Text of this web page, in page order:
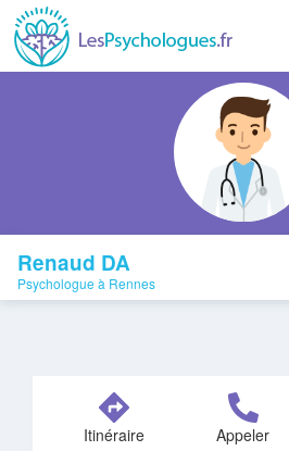
Renaud DA
Psychologue à Rennes
Itinéraire Appeler